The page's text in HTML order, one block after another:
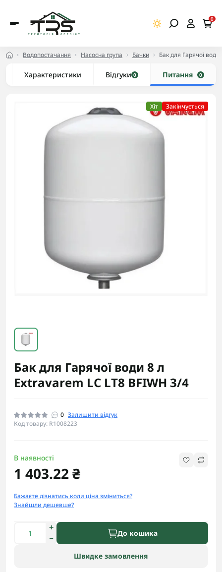
0
Водопостачання Насосна група Бачки Бак для Гарячої
Характеристики Відгуки 0 Питання 0
Хіт Закінчується
Бак для Гарячої води 8 л
Extravarem LC LT8 BFIWH 3/4
0 Залишити відгук
Код товару: R1008223
В наявності
1 403.22 ₴
Бажаєте дізнатись коли ціна зміниться?
Знайшли дешевше?
До кошика
Швидке замовлення